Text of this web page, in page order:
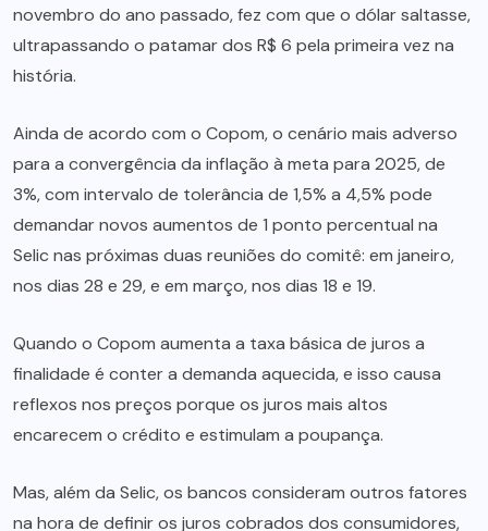
novembro do ano passado, fez com que o dólar saltasse,
ultrapassando o patamar dos R$ 6 pela primeira vez na
história.
Ainda de acordo com o Copom, o cenário mais adverso
para a convergência da inflação à meta para 2025, de
3%, com intervalo de tolerância de 1,5% a 4,5% pode
demandar novos aumentos de 1 ponto percentual na
Selic nas próximas duas reuniões do comitê: em janeiro,
nos dias 28 e 29, e em março, nos dias 18 e 19.
Quando o Copom aumenta a taxa básica de juros a
finalidade é conter a demanda aquecida, e isso causa
reflexos nos preços porque os juros mais altos
encarecem o crédito e estimulam a poupança.
Mas, além da Selic, os bancos consideram outros fatores
na hora de definir os juros cobrados dos consumidores,